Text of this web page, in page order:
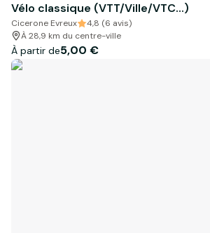
Vélo classique (VTT/Ville/VTC...)
Cicerone Evreux
4,8 (6 avis)
À 28,9 km du centre-ville
À partir de5,00 €